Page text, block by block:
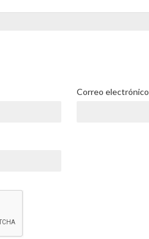
Correo electrónico